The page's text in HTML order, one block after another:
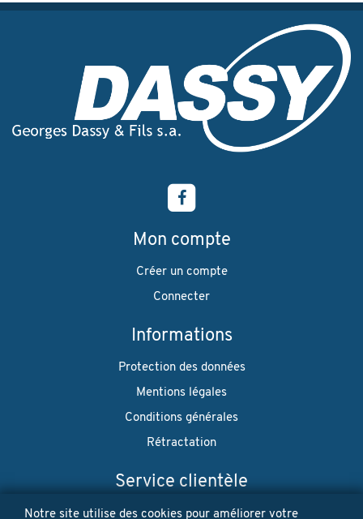
Mon compte
Créer un compte
Connecter
Informations
Protection des données
Mentions légales
Conditions générales
Rétractation
Service clientèle
Envoi
Notre site utilise des cookies pour améliorer votre